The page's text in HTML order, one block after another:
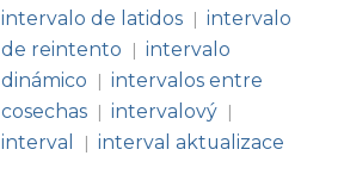
intervalo de latidos | intervalo
de reintento
| intervalo
dinámico
| intervalos entre
cosechas | intervalový |
interval | interval aktualizace